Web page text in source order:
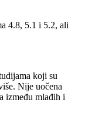
4.8, 5.1 i 5.2, ali
koji su
Nije uočena
između mlađih i